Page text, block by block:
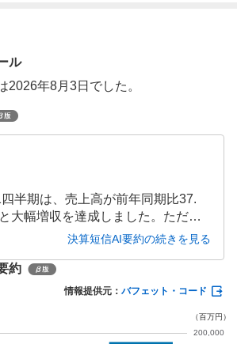
ル
2026年8月3日でした。
半期は、売上高が前年同期比37.
大幅増収を達成しました。ただし
期比11.3%減の3億8,300万円と減益
57.2%増の9億400万円を確保して
決算短信AI要約の続きを見る
約
情報提供元： バフェット・コード